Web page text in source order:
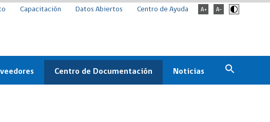
Capacitación Datos Abiertos Centro de Ayuda
Centro de Documentación Noticias